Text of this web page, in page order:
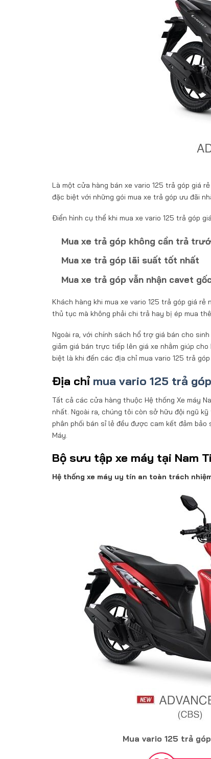
Là một cửa hàng bán xe vario 125 trả góp giá
đặc biệt với những gói mua xe trả góp ưu đãi
Điển hình cụ thể khi mua xe vario 125 trả góp
Mua xe trả góp không cần trả
Mua xe trả góp lãi suất tốt nhất
Mua xe trả góp vẫn nhận cavet
Khách hàng khi mua xe vario 125 trả góp giá
thủ tục mà không phải chi trả hay bị ép mua
Ngoài ra, với chính sách hổ trợ giá bán cho
giảm giá bán trực tiếp lên giá xe nhằm giúp
biệt là khi đến các địa chỉ mua vario 125 trả
Địa chỉ mua vario 125 trả
Tất cả các cửa hàng thuộc Hệ thống Xe máy
nhất. Ngoài ra, chúng tôi còn sở hữu đội ngũ
phân phối bán sỉ lẻ đều được cam kết đảm
Máy.
Bộ sưu tập xe máy tại Nam
Hệ thống xe máy uy tín an toàn trách
Mua vario 125 trả